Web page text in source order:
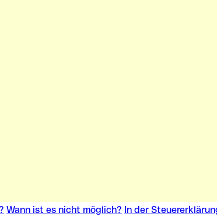
Wann ist es nicht möglich? In der